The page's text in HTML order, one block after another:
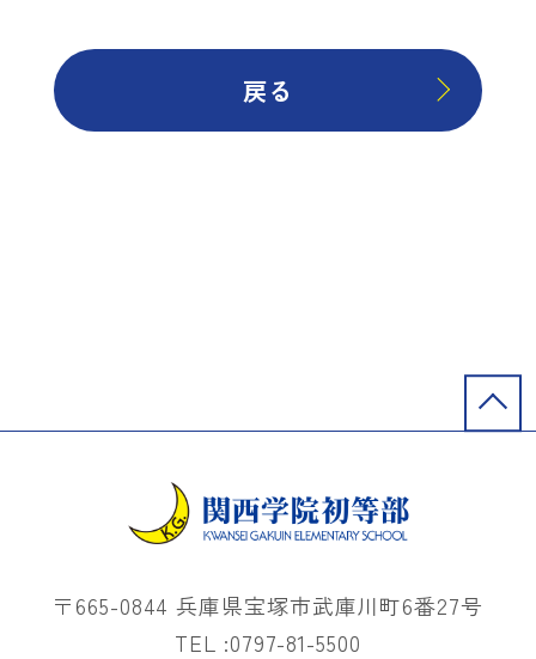
戻る
〒665-0844 兵庫県宝塚市武庫川町6番27号
TEL :0797-81-5500